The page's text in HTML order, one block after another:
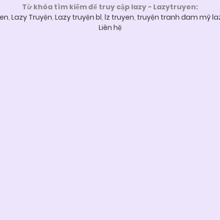
Từ khóa tìm kiếm để truy cập lazy - Lazytruyen:
, Lazy Truyện, Lazy truyện bl, lz truyen, truyện tranh đam mỹ
Liên hệ